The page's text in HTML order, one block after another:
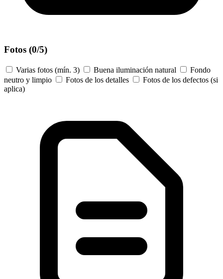
Fotos (0/5)
Varias fotos (mín. 3) Buena iluminación natural
Fondo
neutro y limpio
Fotos de los detalles
Fotos de los defectos (si
aplica)